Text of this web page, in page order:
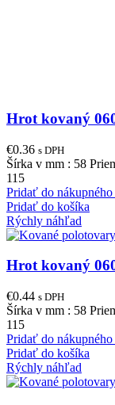
Hrot kovaný
€0.36 s DPH
Šírka v mm : 58
115
Pridať do nákupného
Pridať do košíka
Rýchly náhľad
Hrot kovaný
€0.44 s DPH
Šírka v mm : 58
115
Pridať do nákupného
Pridať do košíka
Rýchly náhľad